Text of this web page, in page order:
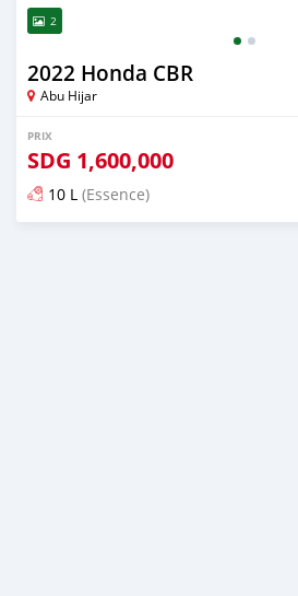
2
2022 Honda CBR
Abu Hijar
PRIX
SDG 1,600,000
10 L (Essence)